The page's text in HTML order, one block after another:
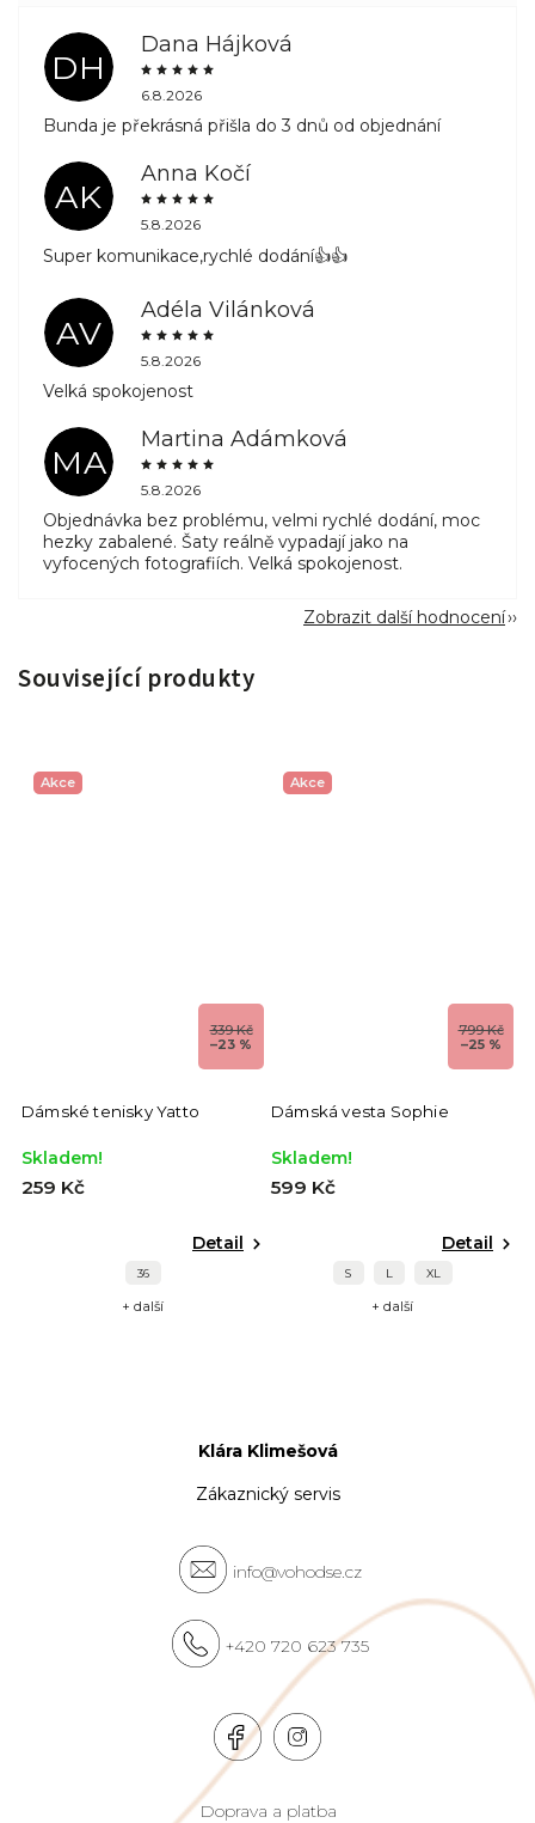
DH
Dana Hájková
6.8.2026
Bunda je překrásná přišla do 3 dnů od objednání
AK
Anna Kočí
5.8.2026
Super komunikace,rychlé dodání👍👍
AV
Adéla Vilánková
5.8.2026
Velká spokojenost
MA
Martina Adámková
5.8.2026
Objednávka bez problému, velmi rychlé dodání, moc
hezky zabalené. Šaty reálně vypadají jako na
vyfocených fotografiích. Velká spokojenost.
Zobrazit další hodnocení
Související produkty
Akce
339 Kč
–23 %
Dámské tenisky Yatto
Skladem!
259 Kč
Detail
36
+ další
Akce
799 Kč
–25 %
Dámská vesta Sophie
Skladem!
599 Kč
Detail
S L XL
+ další
Klára Klimešová
Zákaznický servis
info@vohodse.cz
+420 720 623 735
Doprava a platba